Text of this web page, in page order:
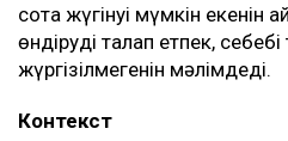
сотқа жүгінуі мүмкін екенін
өндіруді талап етпек,
жүргізілмегенін мәлімдеді.
Контекст